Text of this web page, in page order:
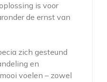
is voor
de ernst van
zich gesteund
en
voelen – zowel